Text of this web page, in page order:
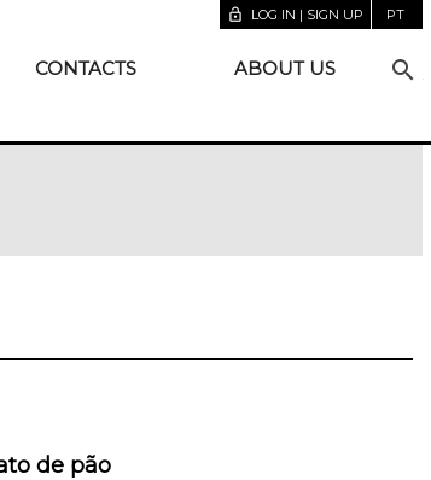
lock_open LOG IN | SIGN UP PT
CONTACTS ABOUT US search
de pão